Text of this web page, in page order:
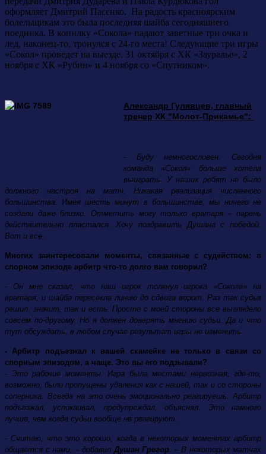
оформляет Дмитрий Пасенко. На радость красноярским
болельщикам это была последняя шайба сегодняшнего
поединка. В копилку «Сокола» падают заветные три очка и
лед, наконец-то, тронулся с 24-го места! Следующие три игры
«Сокол» проведет на выезде. 31 октября с ХК «Зауралье», 2
ноября с ХК «Рубин» и 4 ноября со «Спутником».
Александр Гулявцев, главный
тренер ХК "Молот-Прикамье":
- Буду немногословен. Сегодня
команда «Сокол» больше хотела
выиграть. У наших ребят не было
должного настроя на матч. Никакая реализация численного
большинства. Имея шесть минут в большинстве, мы ничего не
создали даже близко. Отметить могу только вратаря – парень
действительно пластался. Хочу поздравить Душана с победой.
Вот и все.
Многих заинтересовали моменты, связанные с судейством: в
спорном эпизоде арбитр что-то долго вам говорил?
- Он мне сказал, что наш игрок толкнул игрока «Сокола» на
вратаря, и шайба пересекла линию до сдвига ворот. Раз так судья
решил, значит, так и есть. Просто с моей стороны все выглядело
совсем по-другому. Но я должен доверять мнению судьи. Да и что
тут обсуждать, в любом случае результат игры не изменить.
- Арбитр подъезжал к вашей скамейке не только в связи со
спорным эпизодом, а чаще. Это вы его подзывали?
- Это рабочие моменты. Игра была местами нервозная, где-то,
возможно, были пропущены удаления как с нашей, так и со стороны
соперника. Всегда на это очень эмоционально реагируешь. Арбитр
подъезжал, успокаивал, предупреждал, объяснял. Это намного
лучше, чем когда судьи вообще не реагируют.
- Считаю, что это хорошо, когда в некоторых моментах арбитр
общается с нами, – добавил Душан Грегор. – В некоторых матчах